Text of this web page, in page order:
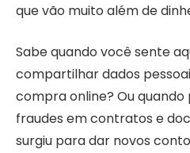
que vão muito além de
Sabe quando você sente
compartilhar dados
compra online? Ou quando
fraudes em contratos e
surgiu para dar novos